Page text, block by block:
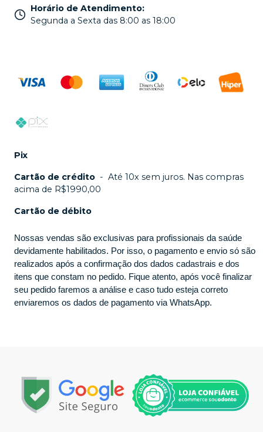
Horário de Atendimento:
Segunda a Sexta das 8:00 as 18:00
Pix
Cartão de crédito - Até 10x sem juros. Nas compras
acima de R$1990,00
Cartão de débito
Nossas vendas são exclusivas para profissionais da saúde
devidamente habilitados. Por isso, o pagamento e envio só são
realizados após a confirmação dos dados cadastrais e dos
itens que constam no pedido. Fique atento, após você finalizar
seu pedido faremos a análise e caso tudo esteja correto
enviaremos os dados de pagamento via WhatsApp.